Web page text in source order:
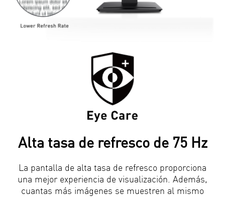
Alta tasa de refresco de 75 Hz
La pantalla de alta tasa de refresco proporciona
una mejor experiencia de visualización. Además,
cuantas más imágenes se muestren al mismo